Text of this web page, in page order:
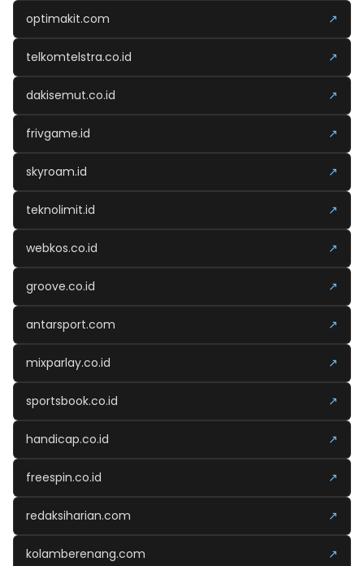
optimakit.com ↗
telkomtelstra.co.id ↗
dakisemut.co.id ↗
frivgame.id ↗
skyroam.id ↗
teknolimit.id ↗
webkos.co.id ↗
groove.co.id ↗
antarsport.com ↗
mixparlay.co.id ↗
sportsbook.co.id ↗
handicap.co.id ↗
freespin.co.id ↗
redaksiharian.com ↗
kolamberenang.com ↗